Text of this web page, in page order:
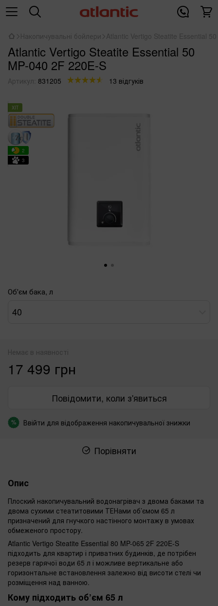
Накопичувальні бойлери Atlantic Vertigo Steatite Essential
Atlantic Vertigo Steatite Essential 50
MP-040 2F 220E-S
Артикул: 831205 13 відгуків
ХІТ
2
3
Об'єм бака, л
40
Немає в наявності
17 499 грн
Повідомити, коли з'явиться
% Ввійти для відображення накопичувальної знижки
Порівняти
Опис
Плоский накопичувальний водонагрівач з двома баками та
двома сухими стеатитовими ТЕНами об’ємом 65 л
призначений для гнучкого настінного монтажу в умовах
обмеженого простору.
Atlantic Vertigo Steatite Essential 80 MP-065 2F 220E-S
підходить для квартир і приватних будинків, де потрібен
резерв гарячої води 65 л і можливе вертикальне або
горизонтальне встановлення залежно від висоти стелі чи
розміщення над ванною.
Кому підходить об’єм 65 л